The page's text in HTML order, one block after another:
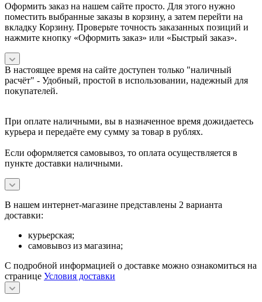
Оформить заказ на нашем сайте просто. Для этого нужно
поместить выбранные заказы в корзину, а затем перейти на
вкладку Корзину. Проверьте точность заказанных позиций и
нажмите кнопку «Оформить заказ» или «Быстрый заказ».
В настоящее время на сайте доступен только "наличный
расчёт" - Удобный, простой в использовании, надежный для
покупателей.
При оплате наличными, вы в назначенное время дожидаетесь
курьера и передаёте ему сумму за товар в рублях.
Если оформляется самовывоз, то оплата осуществляется в
пункте доставки наличными.
В нашем интернет-магазине представлены 2 варианта
доставки:
курьерская;
самовывоз из магазина;
С подробной информацией о доставке можно ознакомиться на
странице Условия доставки